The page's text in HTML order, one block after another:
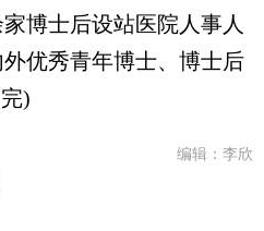
博士后设站医院人事人
优秀青年博士、博士后
)
编辑：李欣